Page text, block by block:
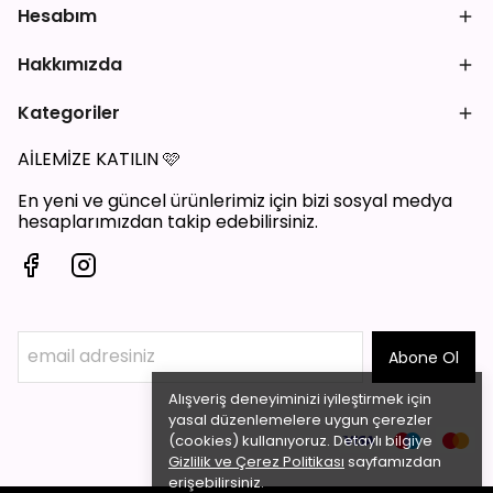
Alışveriş deneyiminizi iyileştirmek için
yasal düzenlemelere uygun çerezler
(cookies) kullanıyoruz. Detaylı bilgiye
Gizlilik ve Çerez Politikası sayfamızdan
erişebilirsiniz.
Hesabım
Hakkımızda
Kategoriler
AİLEMİZE KATILIN🩷
En yeni ve güncel ürünlerimiz için bizi sosyal medya
hesaplarımızdan takip edebilirsiniz.
Abone Ol